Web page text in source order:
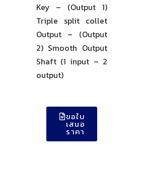
Key – (Output 1)
Triple split collet
Output – (Output
2) Smooth Output
Shaft (1 input – 2
output)
ขอใบ
เสนอ
ราคา